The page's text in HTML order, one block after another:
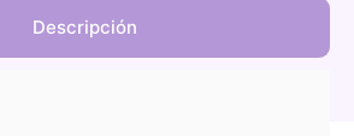
Descripción